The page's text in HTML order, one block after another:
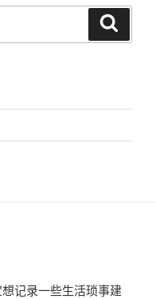
记录一些生活琐事建